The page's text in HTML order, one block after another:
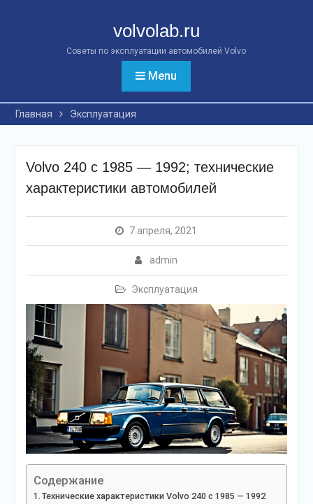
volvolab.ru
Советы по эксплуатации автомобилей Volvo
Menu
Главная Эксплуатация
Volvo 240 с 1985 — 1992; технические
характеристики автомобилей
7 апреля, 2021
admin
Эксплуатация
Содержание
Технические характеристики Volvo 240 с 1985 — 1992